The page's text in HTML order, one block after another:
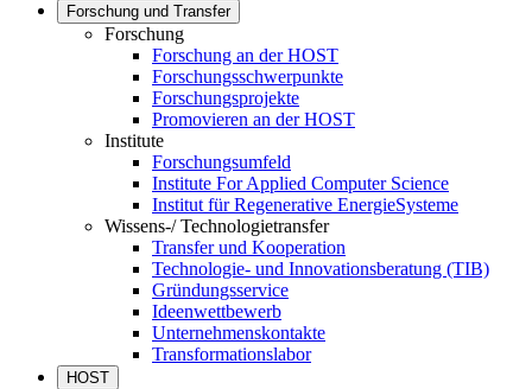
Forschung und Transfer
Forschung
Forschung an der HOST
Forschungsschwerpunkte
Forschungsprojekte
Promovieren an der HOST
Institute
Forschungsumfeld
Institute For Applied Computer Science
Institut für Regenerative EnergieSysteme
Wissens-/ Technologietransfer
Transfer und Kooperation
Technologie- und Innovationsberatung (TIB)
Gründungsservice
Ideenwettbewerb
Unternehmenskontakte
Transformationslabor
HOST